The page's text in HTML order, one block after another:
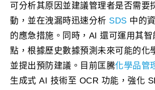
可分析其原因並建議管理者是否需要
動，並在洩漏時迅速分析 SDS 中的
的應急措施。同時，AI 還可運用其
點，根據歷史數據預測未來可能的化
並提出預防建議。目前匡騰化學品管
生成式 AI 技術至 OCR 功能，強化